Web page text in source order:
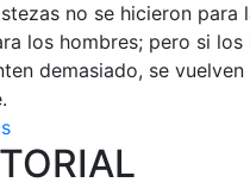
no se hicieron para
los hombres; pero si los
demasiado, se vuelven